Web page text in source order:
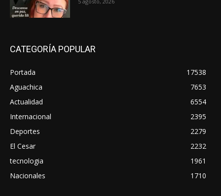
CATEGORÍA POPULAR
Portada
17538
Aguachica
7653
Actualidad
6554
Internacional
2395
Deportes
2279
El Cesar
2232
tecnologia
1961
Nacionales
1710